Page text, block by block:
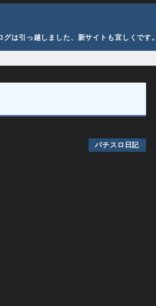
は引っ越しました、新サイトも宜しくです。
パチスロ日記